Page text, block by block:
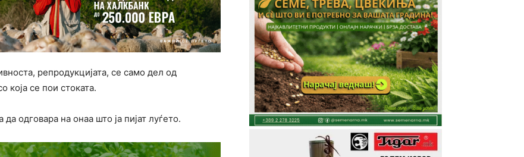
репродукцијата, се само дел од
која се пои стоката.
одговара на онаа што ја пијат луѓето.